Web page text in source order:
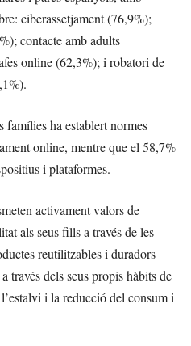
ciberassetjament (76,9%);
contacte amb adults
online (62,3%); i robatori de
famílies ha establert normes
online, mentre que el 58,7%
i plataformes.
activament valors de
als seus fills a través de les
reutilitzables i duradors
través dels seus propis hàbits de
i la reducció del consum i